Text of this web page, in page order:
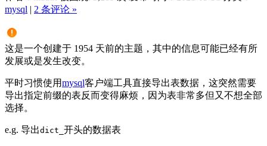
mysql | 2 条评论 »
这是一个创建于 1954 天前的主题，其中的信息可能已经有所
发展或是发生改变。
平时习惯使用mysql客户端工具直接导出表数据，这突然需要
导出指定前缀的表反而变得麻烦，因为表非常多但又不想全部
选择。
e.g. 导出dict_ 开头的数据表